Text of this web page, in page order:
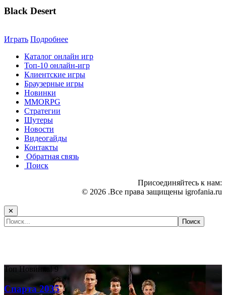
Black Desert
Играть Подробнее
Каталог онлайн игр
Топ-10 онлайн-игр
Клиентские игры
Браузерные игры
Новинки
MMORPG
Стратегии
Шутеры
Новости
Видеогайды
Контакты
Обратная связь
Поиск
Присоединяйтесь к нам:
© 2026 .Все права защищены igrofania.ru
✕
Топ Новинка! 9
Спарта 2035